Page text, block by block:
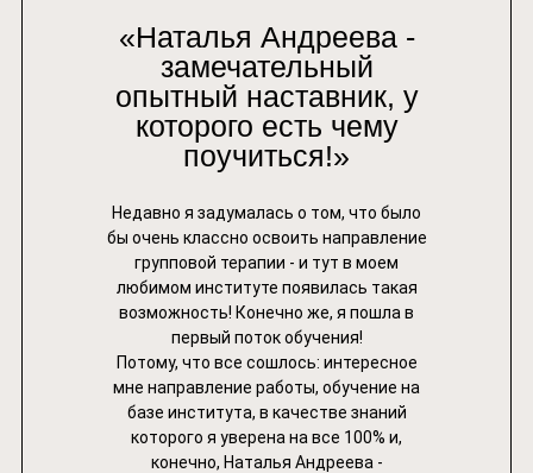
Недавно я задумалась о том, что было
бы очень классно освоить направление
групповой терапии - и тут в моем
любимом институте появилась такая
возможность! Конечно же, я пошла в
первый поток обучения!
Потому, что все сошлось: интересное
мне направление работы, обучение на
базе института, в качестве знаний
которого я уверена на все 100% и,
конечно, Наталья Андреева -
«Наталья Андреева -
замечательный
опытный наставник, у
которого есть чему
поучиться!»